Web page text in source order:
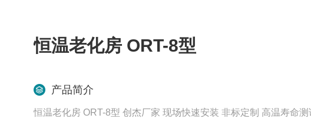
恒温老化房 ORT-8型
产品简介
恒温老化房 ORT-8型 创杰厂家 现场快速安装 非标定制 高温寿命测